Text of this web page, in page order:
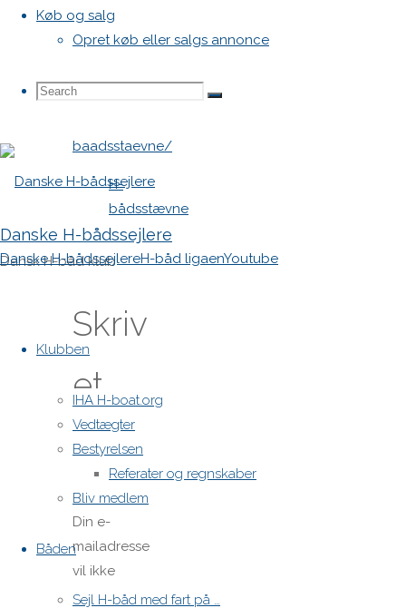
Køb og salg
Opret køb eller salgs annonce
Search
Search
Search
Danske H-bådssejlere
Dansk H-båd klub
Danske H-bådssejlereH-båd ligaenYoutube
Klubben
IHA H-boat.org
Vedtægter
Bestyrelsen
Referater og regnskaber
Bliv medlem
Båden
Sejl H-båd med fart på …
stævnet
baadsstaevne/
H-
bådsstævne
Skriv
et
svar
Din e-
mailadresse
vil ikke
blive